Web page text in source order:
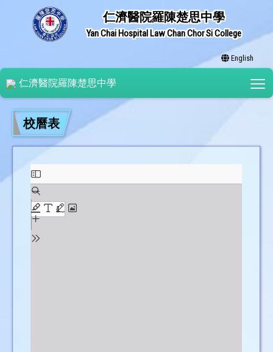
仁濟醫院羅陳楚思中學
Yan Chai Hospital Law Chan Chor Si College
English
仁濟醫院羅陳楚思中學
校曆表